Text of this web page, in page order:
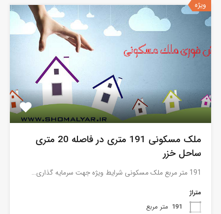
ویژه
ملک مسکونی 191 متری در فاصله 20 متری
ساحل خزر
191 متر مربع ملک مسکونی شرایط ویژه جهت سرمایه گذاری…
متراژ
191 متر مربع